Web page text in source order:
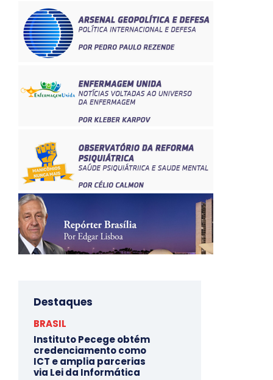
Destaques
BRASIL
Instituto Pecege obtém
credenciamento como
ICT e amplia parcerias
via Lei da Informática